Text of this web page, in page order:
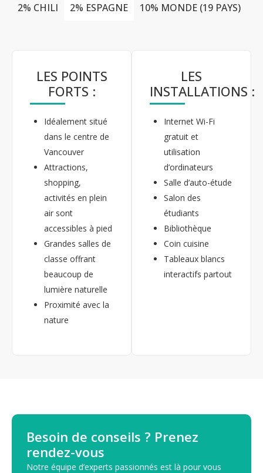
2% CHILI
2% ESPAGNE 10% MONDE (19 PAYS)
LES POINTS
FORTS :
Idéalement situé
dans le centre de
Vancouver
Attractions,
shopping,
activités en plein
air sont
accessibles à pied
Grandes salles de
classe offrant
beaucoup de
lumière naturelle
Proximité avec la
nature
LES
INSTALLATIONS :
Internet Wi-Fi
gratuit et
utilisation
d’ordinateurs
Salle d’auto-étude
Salon des
étudiants
Bibliothèque
Coin cuisine
Tableaux blancs
interactifs partout
Besoin de conseils ? Prenez
rendez-vous
Notre équipe d’experts passionnés est là pour vous